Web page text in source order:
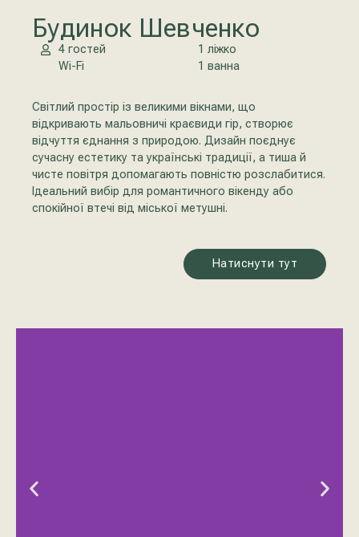
Будинок Шевченко
4 гостей
1 ліжко
Wi-Fi
1 ванна
Світлий простір із великими вікнами, що
відкривають мальовничі краєвиди гір, створює
відчуття єднання з природою. Дизайн поєднує
сучасну естетику та українські традиції, а тиша й
чисте повітря допомагають повністю розслабитися.
Ідеальний вибір для романтичного вікенду або
спокійної втечі від міської метушні.
Натиснути тут